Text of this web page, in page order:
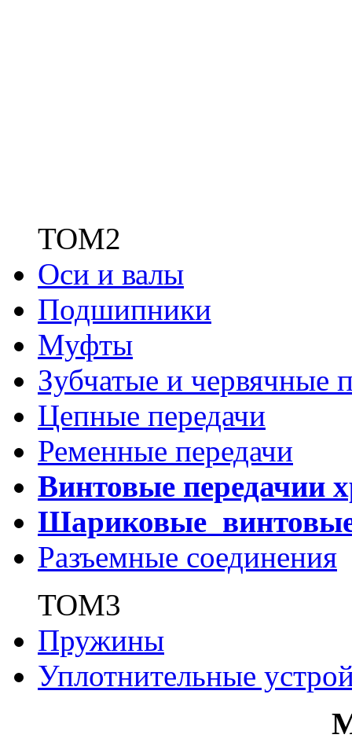
ТОМ2
Оси и валы
Подшипники
Муфты
Зубчатые и червячные
Цепные передачи
Ременные передачи
Винтовые передачии
Шариковые
Разъемные соединения
ТОМ3
Пружины
Уплотнительные